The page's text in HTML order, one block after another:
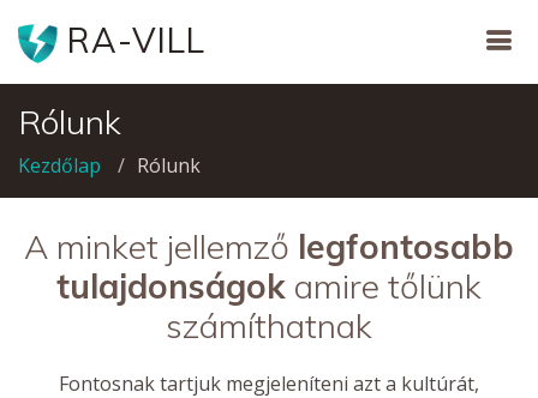
RA-VILL
Rólunk
Kezdőlap Rólunk
A minket jellemző legfontosabb
tulajdonságok amire tőlünk
számíthatnak
Fontosnak tartjuk megjeleníteni azt a kultúrát,